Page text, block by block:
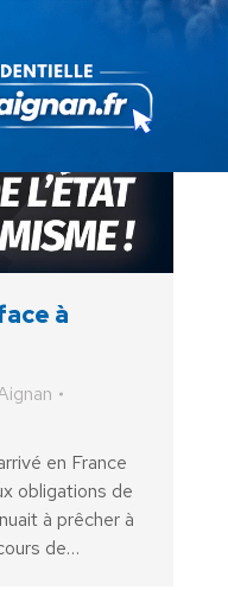
à
en France
obligations de
à prêcher à
de…